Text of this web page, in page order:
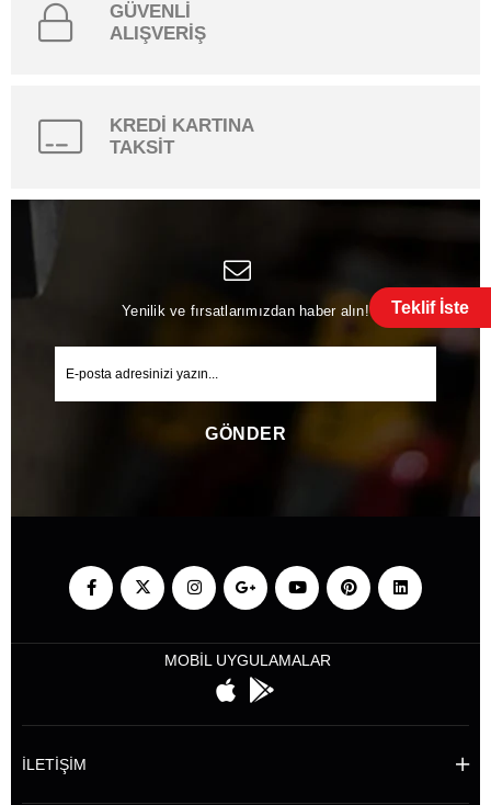
Teklif İste
GÜVENLİ
ALIŞVERİŞ
KREDİ KARTINA
TAKSİT
Yenilik ve fırsatlarımızdan haber alın!
GÖNDER
MOBİL UYGULAMALAR
İLETİŞİM